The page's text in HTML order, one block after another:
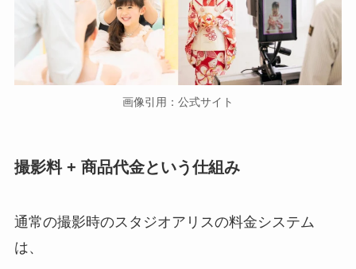
画像引用：公式サイト
撮影料 + 商品代金という仕組み
通常の撮影時のスタジオアリスの料金システム
は、